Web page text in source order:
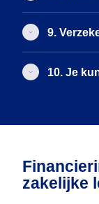
9.
10. Je
zakelijke